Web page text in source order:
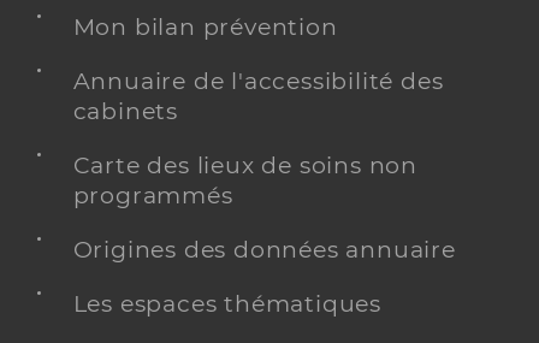
Mon bilan prévention
Annuaire de l'accessibilité des
cabinets
Carte des lieux de soins non
programmés
Origines des données annuaire
Les espaces thématiques